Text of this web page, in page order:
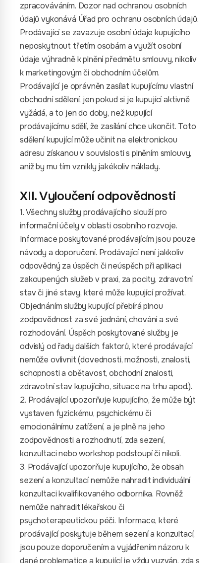
zpracováváním. Dozor nad ochranou osobních
údajů vykonává Úřad pro ochranu osobních údajů.
Prodávající se zavazuje osobní údaje kupujícího
neposkytnout třetím osobám a využít osobní
údaje výhradně k plnění předmětu smlouvy, nikoliv
k marketingovým či obchodním účelům.
Prodávající je oprávněn zasílat kupujícímu vlastní
obchodní sdělení, jen pokud si je kupující aktivně
vyžádá, a to jen do doby, než kupující
prodávajícímu sdělí, že zasílání chce ukončit. Toto
sdělení kupující může učinit na elektronickou
adresu získanou v souvislosti s plněním smlouvy,
aniž by mu tím vznikly jakékoliv náklady.
XII. Vyloučení odpovědnosti
1. Všechny služby prodávajícího slouží pro
informační účely v oblasti osobního rozvoje.
Informace poskytované prodávajícím jsou pouze
návody a doporučení. Prodávající není jakkoliv
odpovědný za úspěch či neúspěch při aplikaci
zakoupených služeb v praxi, za pocity, zdravotní
stav či jiné stavy, které může kupující prožívat.
Objednáním služby kupující přebírá plnou
zodpovědnost za své jednání, chování a své
rozhodování. Úspěch poskytované služby je
odvislý od řady dalších faktorů, které prodávající
nemůže ovlivnit (dovednosti, možnosti, znalosti,
schopnosti a obětavost, obchodní znalosti,
zdravotní stav kupujícího, situace na trhu apod.).
2. Prodávající upozorňuje kupujícího, že může být
vystaven fyzickému, psychickému či
emocionálnímu zatížení, a je plně na jeho
zodpovědnosti a rozhodnutí, zda sezení,
konzultaci nebo workshop podstoupí či nikoli.
3. Prodávající upozorňuje kupujícího, že obsah
sezení a konzultací nemůže nahradit individuální
konzultaci kvalifikovaného odborníka. Rovněž
nemůže nahradit lékařskou či
psychoterapeutickou péči. Informace, které
prodávající poskytuje během sezení a konzultací,
jsou pouze doporučením a vyjádřením názoru k
dané problematice a kupující je vždy vyzván, zda s